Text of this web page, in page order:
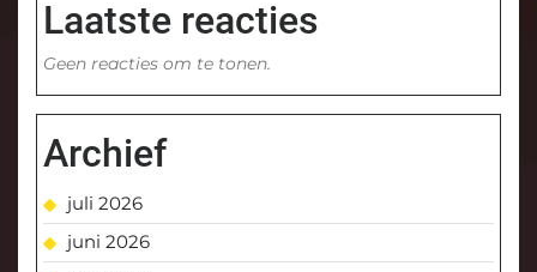
Laatste reacties
Geen reacties om te tonen.
Archief
juli 2026
juni 2026